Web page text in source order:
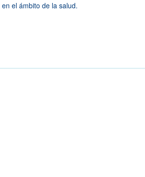
el ámbito de la salud.